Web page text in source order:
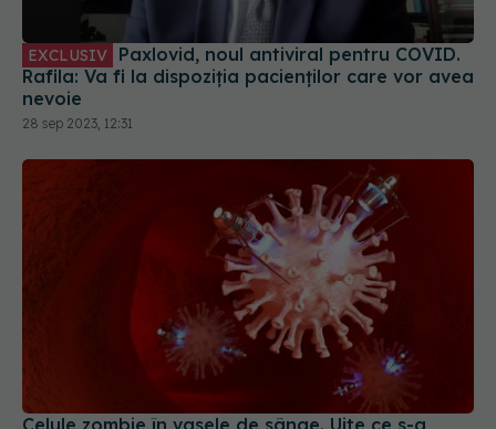
EXCLUSIV
Rafila: Va fi la dispoziția pacienților care vor avea
nevoie
28 sep 2023, 12:31
Celule zombie în vasele de sânge. Uite ce s-a
întâmplat cu sângele tău dacă ai avut COVID